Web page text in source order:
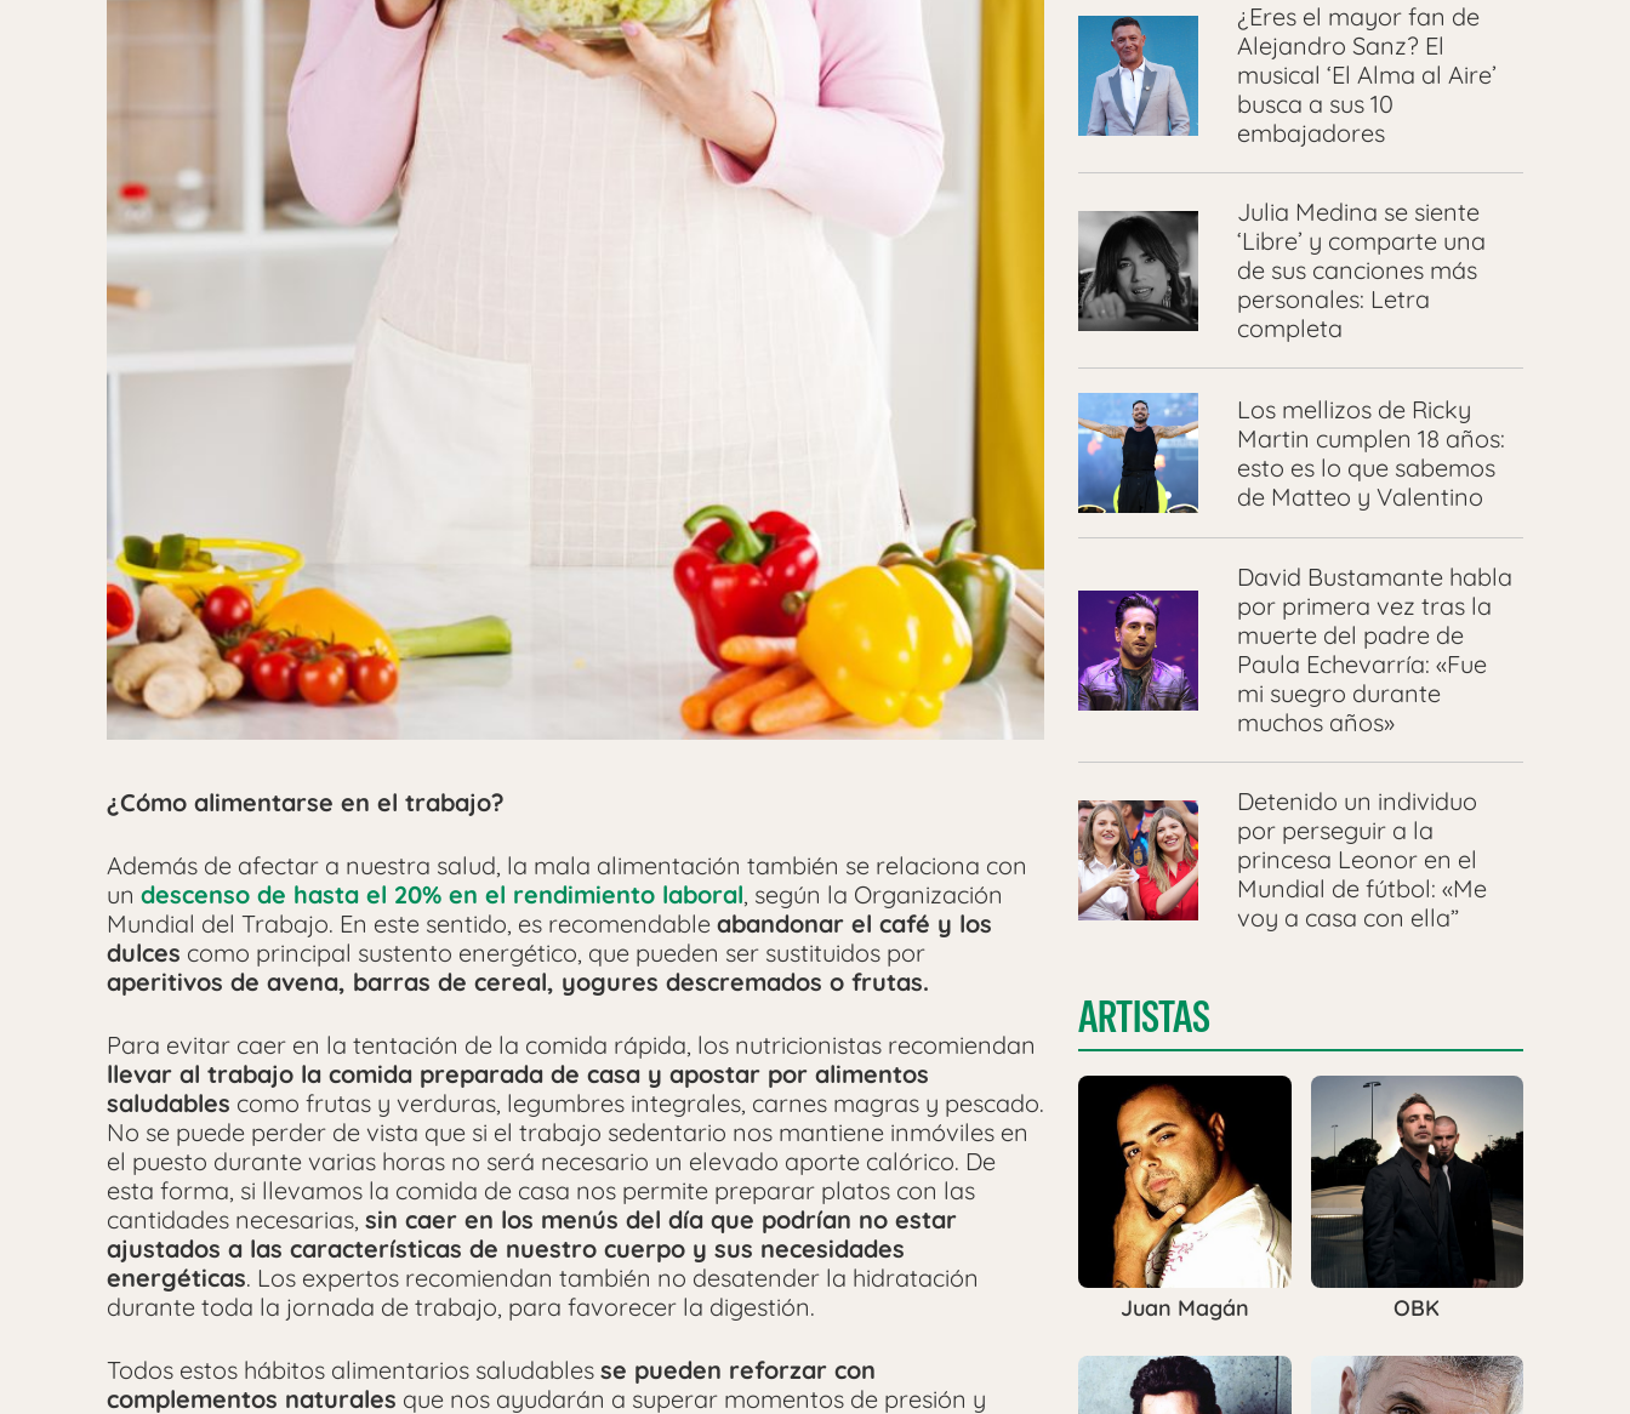
¿Cómo alimentarse en el trabajo?
Además de afectar a nuestra salud, la mala alimentación también se relaciona con
un descenso de hasta el 20% en el rendimiento laboral, según la Organización
Mundial del Trabajo. En este sentido, es recomendable abandonar el café y los
dulces como principal sustento energético, que pueden ser sustituidos por
aperitivos de avena, barras de cereal, yogures descremados o frutas.
Para evitar caer en la tentación de la comida rápida, los nutricionistas recomiendan
llevar al trabajo la comida preparada de casa y apostar por alimentos
saludables como frutas y verduras, legumbres integrales, carnes magras y pescado.
No se puede perder de vista que si el trabajo sedentario nos mantiene inmóviles en
el puesto durante varias horas no será necesario un elevado aporte calórico. De
esta forma, si llevamos la comida de casa nos permite preparar platos con las
cantidades necesarias, sin caer en los menús del día que podrían no estar
ajustados a las características de nuestro cuerpo y sus necesidades
energéticas. Los expertos recomiendan también no desatender la hidratación
durante toda la jornada de trabajo, para favorecer la digestión.
Todos estos hábitos alimentarios saludables se pueden reforzar con
complementos naturales que nos ayudarán a superar momentos de presión y
¿Eres el mayor fan de
Alejandro Sanz? El
musical ‘El Alma al Aire’
busca a sus 10
embajadores
Julia Medina se siente
‘Libre’ y comparte una
de sus canciones más
personales: Letra
completa
Los mellizos de Ricky
Martin cumplen 18 años:
esto es lo que sabemos
de Matteo y Valentino
David Bustamante habla
por primera vez tras la
muerte del padre de
Paula Echevarría: «Fue
mi suegro durante
muchos años»
Detenido un individuo
por perseguir a la
princesa Leonor en el
Mundial de fútbol: «Me
voy a casa con ella”
ARTISTAS
Juan Magán OBK